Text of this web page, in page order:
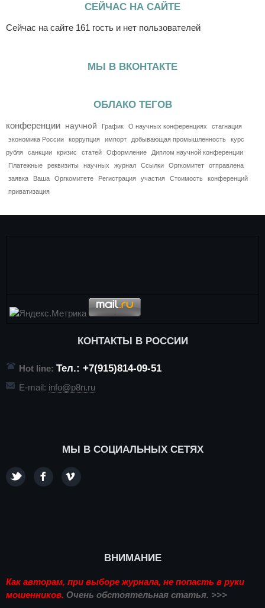
СЕЙЧАС НА САЙТЕ
Сейчас на сайте 161 гость и нет пользователей
МЫ В ВКОНТАКТЕ
ОБЛАКО ТЕГОВ
конференции научной График О научных конференциях
стагнация
экономика России
коррупция импорт добывающая промышленность
курс
рубля
санкции кризис статей Оформление
Диплом научной конференции
Платежные
реквизиты научных журнал Ссылки Оргкомитет
отправлена
заявка
Ваша Оргкомитете Регистрация участия Стоимость
конференций
приватизация
КОНТАКТЫ В РОССИИ
Hot line: Тел.: +7(915)814-09-51
E-mail: info@p8n.ru
МЫ В СОЦИАЛЬНЫХ СЕТЯХ
ВНИМАНИЕ
Как авторам, при выборе журнала, не попасть в руки
мошенников. Очень обстоятельная статья. >>>